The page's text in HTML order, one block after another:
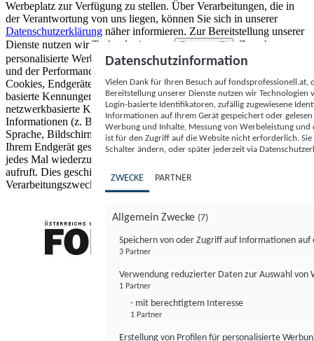
Werbeplatz zur Verfügung zu stellen. Über Verarbeitungen, die in
der Verantwortung von uns liegen, können Sie sich in unserer
Datenschutzerklärung näher informieren. Zur Bereitstellung unserer
Dienste nutzen wir Technologien von
Partnern (5)
. Zwecke:
personalisierte Werbung und Inhalte, Messung von Werbeleistung
und der Performance von Inhalten sowie Zielgruppenforschung.
Cookies, Endgeräte- oder ähnliche Online-Kennungen (z. B. login-
basierte Kennungen, zufällig generierte Kennungen,
netzwerkbasierte Kennungen) können zusammen mit anderen
Informationen (z. B. Browsertyp und Browserinformationen,
Sprache, Bildschirmgröße, unterstützte Technologien usw.) auf
Ihrem Endgerät gespeichert oder von dort ausgelesen werden, um es
jedes Mal wiederzuerkennen, wenn es eine App oder einer Webseite
aufruft. Dies geschieht für einen oder mehrere der hier aufgeführten
Verarbeitungszwecke.
Datenschutzinformation
Vielen Dank für Ihren Besuch auf
Bereitstellung unserer Dienste nutzen wir Technologien
Login-basierte Identifikatoren, zufällig zugewiesene
Informationen auf Ihrem Gerät gespeichert oder
Werbung und Inhalte, Messung von Werbeleistung
ist für den Zugriff auf die Website nicht erforderlich.
Schalter ändern, oder später jederzeit via
ZWECKE PARTNER
Allgemein Zwecke (7)
Speichern von oder Zugriff auf Informationen auf
3 Partner
Verwendung reduzierter Daten zur Auswahl von
1 Partner
- mit berechtigtem Interesse
1 Partner
Erstellung von Profilen für personalisierte
FONDS professionell